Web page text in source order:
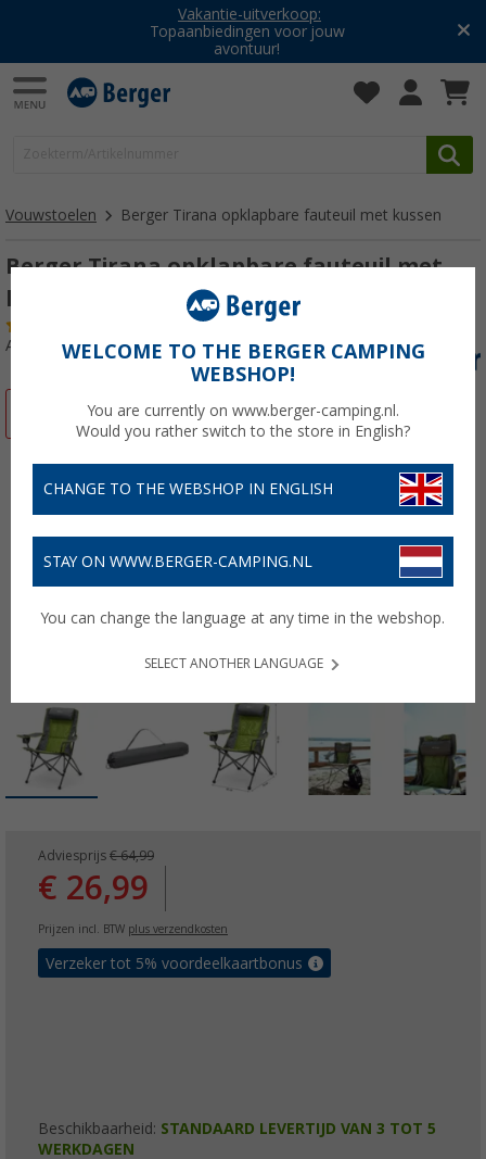
Vakantie-uitverkoop:
Topaanbiedingen voor jouw
avontuur!
Vouwstoelen Berger Tirana opklapbare fauteuil met kussen
Berger Tirana opklapbare fauteuil met
kussen
Artikelnr: 731290
Adviesprijs € 64,99
€ 26,99
Prijzen incl. BTW plus verzendkosten
Verzeker tot 5% voordeelkaartbonus
Beschikbaarheid: STANDAARD LEVERTIJD VAN 3 TOT 5
WERKDAGEN
WELCOME TO THE BERGER CAMPING
WEBSHOP!
You are currently on www.berger-camping.nl.
Would you rather switch to the store in English?
CHANGE TO THE WEBSHOP IN ENGLISH
STAY ON WWW.BERGER-CAMPING.NL
You can change the language at any time in the webshop.
SELECT ANOTHER LANGUAGE